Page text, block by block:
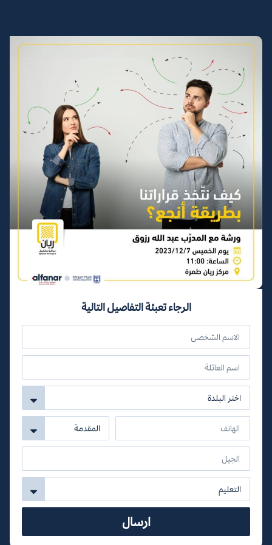
الرجاء تعبئة التفاصيل التالية
ارسال